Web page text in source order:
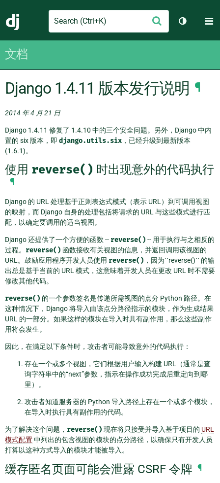
Django
Search
交
切换主题
文档
Django 1.4.11 版本发行说明 ¶
2014 年 4 月 21 日
Django 1.4.11 修复了 1.4.10 中的三个安全问题。另外，Django 中内
置的 six 版本，即 django.utils.six ，已经升级到最新版本
(1.6.1)。
使用 reverse() 时出现意外的代码执行
¶
Django 的 URL 处理基于正则表达式模式（表示 URL）到可调用视图
的映射，而 Django 自身的处理包括将请求的 URL 与这些模式进行匹
配，以确定要调用的适当视图。
Django 还提供了一个方便的函数 -- reverse() -- 用于执行与之相反的
过程。 reverse() 函数接收有关视图的信息，并返回调用该视图的
URL。鼓励应用程序开发人员使用 reverse() ，因为``reverse()`` 的输
出总是基于当前的 URL 模式，这意味着开发人员在更改 URL 时不需要
修改其他代码。
reverse() 的一个参数签名是传递所需视图的点分 Python 路径。在
这种情况下，Django 将导入由该点分路径指示的模块，作为生成结果
URL 的一部分。如果这样的模块在导入时具有副作用，那么这些副作
用将会发生。
因此，在满足以下条件时，攻击者可能导致意外的代码执行：
存在一个或多个视图，它们根据用户输入构建 URL（通常是查
询字符串中的“next”参数，指示在操作成功完成后重定向到哪
里）。
攻击者知道服务器的 Python 导入路径上存在一个或多个模块，
在导入时执行具有副作用的代码。
为了解决这个问题， reverse() 现在将只接受并导入基于项目的 URL
模式配置中列出的包含视图的模块的点分路径，以确保只有开发人员
打算以这种方式导入的模块才能被导入。
缓存匿名页面可能会泄露 CSRF 令牌 ¶